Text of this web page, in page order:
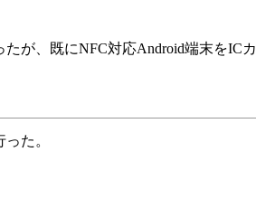
が、既にNFC対応Android端末をIC
た。